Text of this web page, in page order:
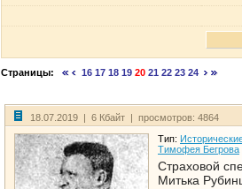
Страницы: 16 17 18 19 20 21 22 23 24
18.07.2019 | 6 Кбайт | просмотров: 4864
Тип:
Тимофея Бегрова
Страховой
Митька